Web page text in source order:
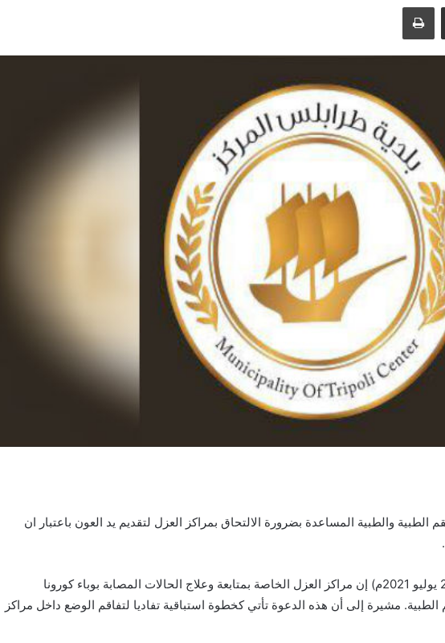
مشاركة عبر البريد طباعة
والطبية المساعدة بضرورة الالتحاق بمراكز العزل لتقديم يد العون باعتبار ان
وقالت البلدية في منشور لها الأحد (25 يوليو 2021م) إن مراكز العزل الخاصة بمتابعة وعلاج الحالات المصابة بوباء كورونا
مشيرة إلى أن هذه الدعوة تأتي كخطوة استباقية تفاديا لتفاقم الوضع داخل مراكز